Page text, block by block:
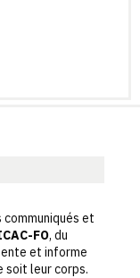
communiqués et
FO, du
et informe
soit leur corps.